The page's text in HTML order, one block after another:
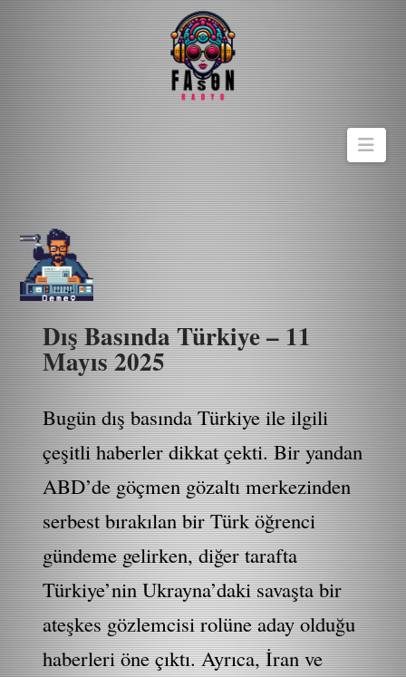
Dış Basında Türkiye – 11
Mayıs 2025
Bugün dış basında Türkiye ile ilgili
çeşitli haberler dikkat çekti. Bir yandan
ABD’de göçmen gözaltı merkezinden
serbest bırakılan bir Türk öğrenci
gündeme gelirken, diğer tarafta
Türkiye’nin Ukrayna’daki savaşta bir
ateşkes gözlemcisi rolüne aday olduğu
haberleri öne çıktı. Ayrıca, İran ve